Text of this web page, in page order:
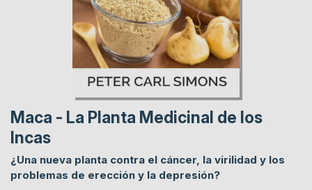
Maca - La Planta Medicinal de los
Incas
¿Una nueva planta contra el cáncer, la virilidad y los
problemas de erección y la depresión?